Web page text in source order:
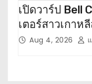
o
n
เปิดวาร์ป Bell
เตอร์สาวเกาห
Aug 4, 2026